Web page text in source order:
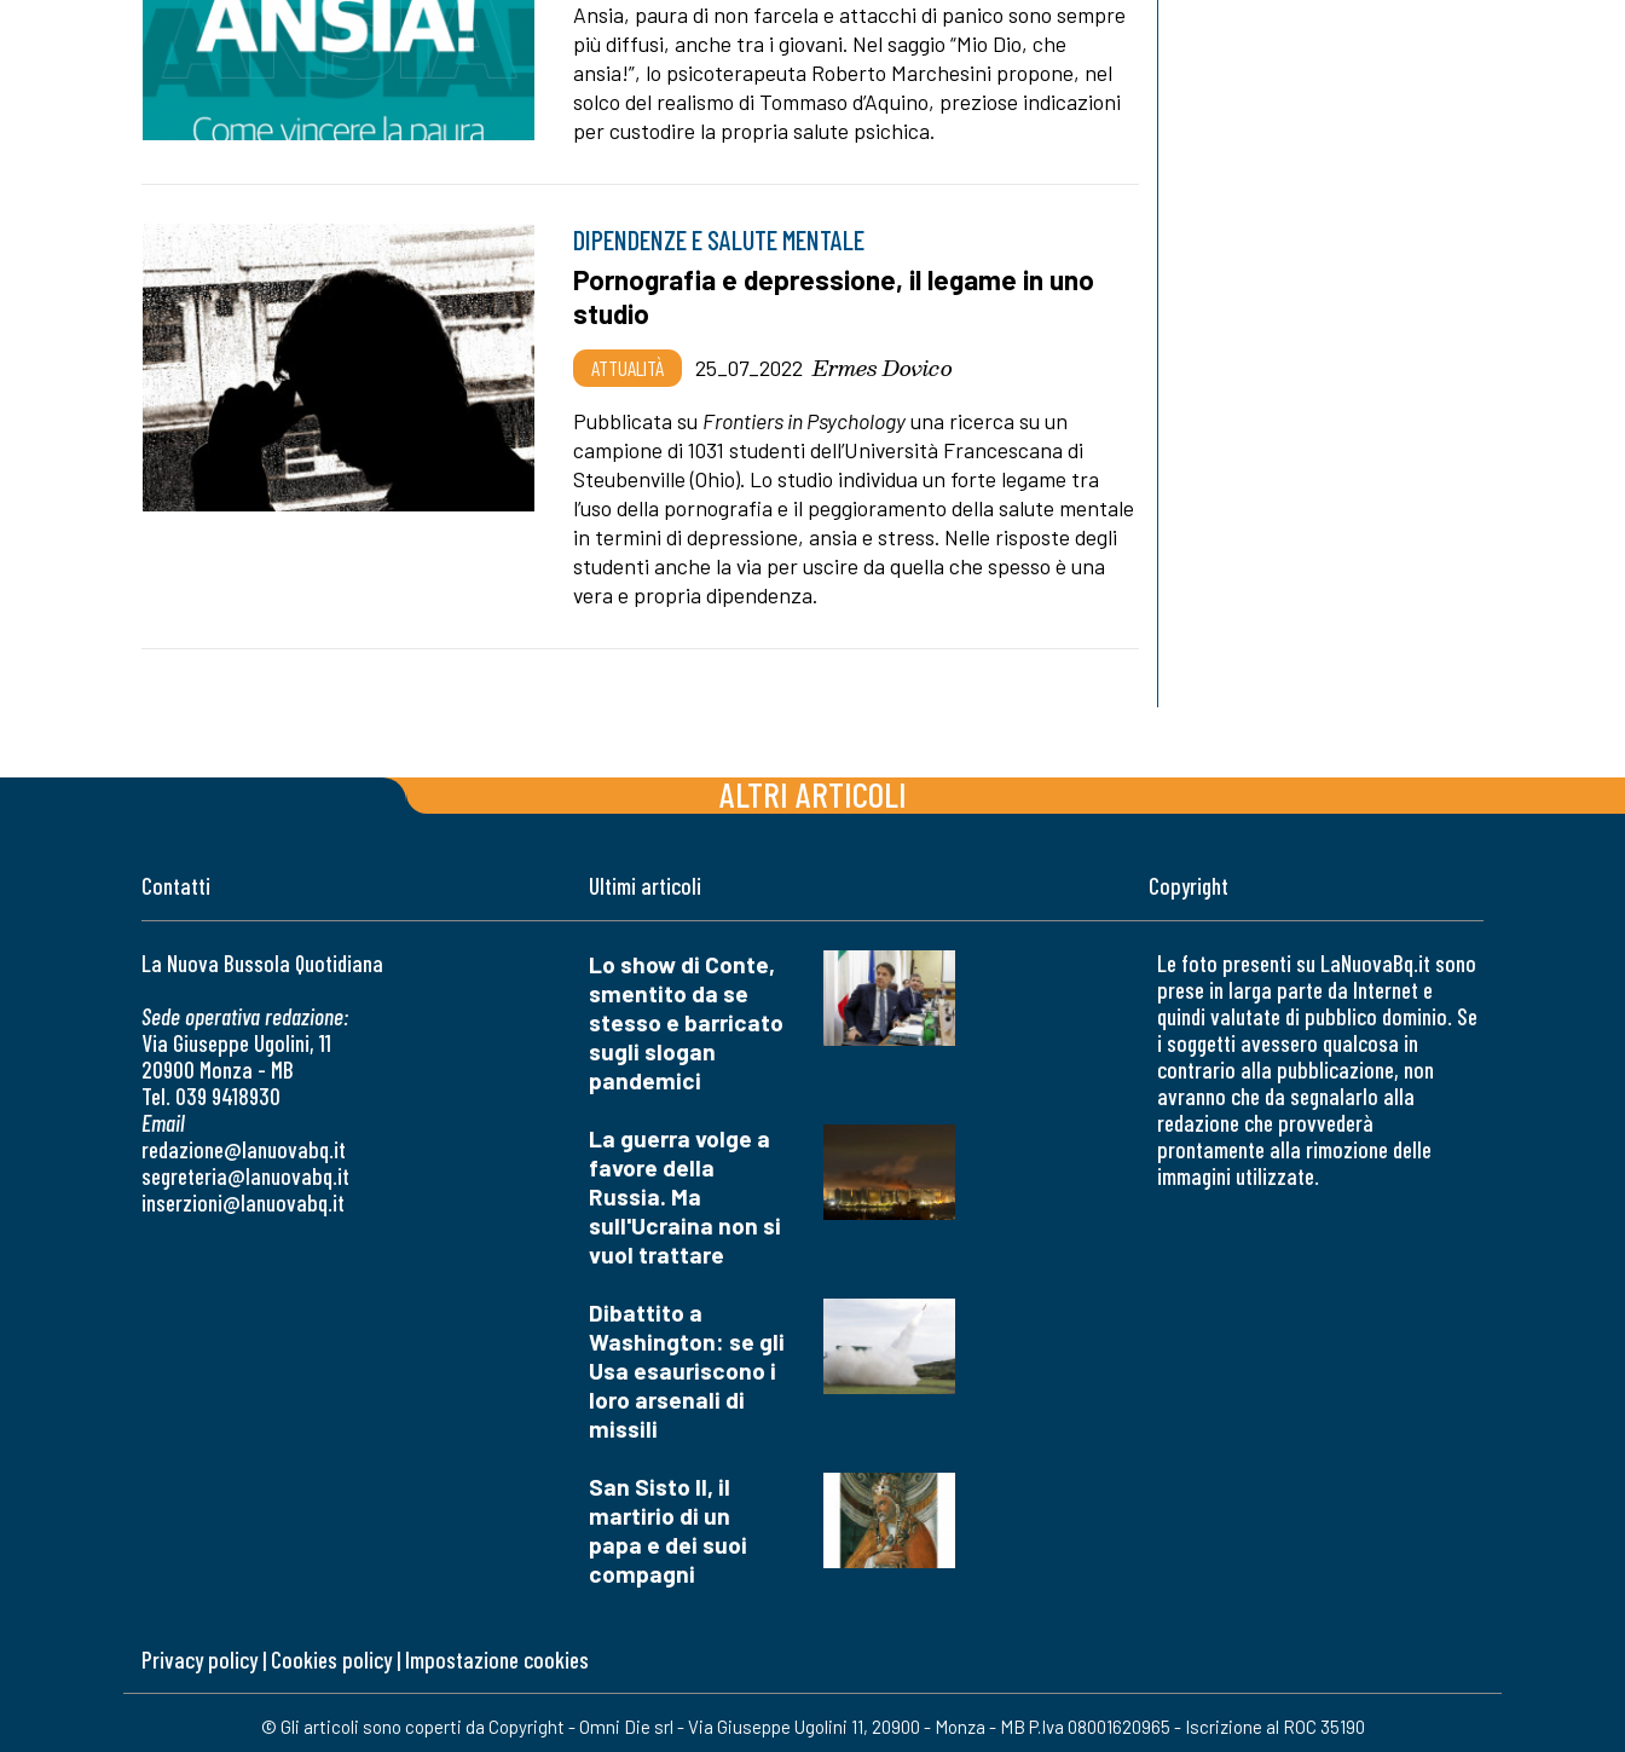
Ansia, paura di non farcela e attacchi di panico sono sempre
più diffusi, anche tra i giovani. Nel saggio “Mio Dio, che
ansia!”, lo psicoterapeuta Roberto Marchesini propone, nel
solco del realismo di Tommaso d’Aquino, preziose indicazioni
per custodire la propria salute psichica.
DIPENDENZE E SALUTE MENTALE
Pornografia e depressione, il legame in uno
studio
ATTUALITÀ 25_07_2022 Ermes Dovico
Pubblicata su Frontiers in Psychologyuna ricerca su un
campione di 1031 studenti dell’Università Francescana di
Steubenville (Ohio). Lo studio individua un forte legame tra
l’uso della pornografia e il peggioramento della salute mentale
in termini di depressione, ansia e stress. Nelle risposte degli
studenti anche la via per uscire da quella che spesso è una
vera e propria dipendenza.
ALTRI ARTICOLI
Contatti
La Nuova Bussola Quotidiana
Sede operativa redazione:
Via Giuseppe Ugolini, 11
20900 Monza - MB
Tel. 039 9418930
Email
redazione@lanuovabq.it
segreteria@lanuovabq.it
inserzioni@lanuovabq.it
Ultimi articoli
Lo show di Conte,
smentito da se
stesso e barricato
sugli slogan
pandemici
La guerra volge a
favore della
Russia. Ma
sull'Ucraina non si
vuol trattare
Dibattito a
Washington: se gli
Usa esauriscono i
loro arsenali di
missili
San Sisto II, il
martirio di un
papa e dei suoi
compagni
Copyright
Le foto presenti su LaNuovaBq.it sono
prese in larga parte da Internet e
quindi valutate di pubblico dominio. Se
i soggetti avessero qualcosa in
contrario alla pubblicazione, non
avranno che da segnalarlo alla
redazione che provvederà
prontamente alla rimozione delle
immagini utilizzate.
Privacy policy| Cookies policy| Impostazione cookies
© Gli articoli sono coperti da Copyright - Omni Die srl - Via Giuseppe Ugolini 11, 20900 - Monza - MB P.Iva 08001620965 - Iscrizione al ROC 35190